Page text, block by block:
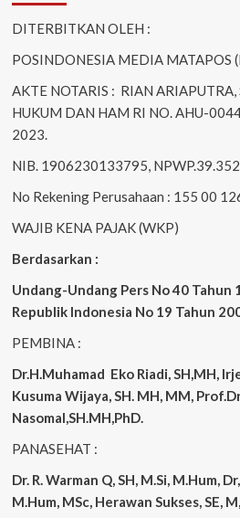
DITERBITKAN OLEH :
POSINDONESIA MEDIA MATAPOS
AKTE NOTARIS : RIAN ARIAPUTRA,
HUKUM DAN HAM RI NO. AHU-
2023.
NIB. 1906230133795,
No Rekening Perusahaan : 155 00
WAJIB KENA PAJAK (WKP)
Berdasarkan :
Undang-Undang Pers No 40 Tahun
Republik Indonesia No 19 Tahun
PEMBINA :
Dr.H.Muhamad Eko Riadi, SH,MH,
Kusuma Wijaya, SH. MH, MM,
Nasomal,SH.MH,PhD.
PANASEHAT :
Dr. R. Warman Q, SH, M.Si, M.Hum,
M.Hum, MSc, Herawan Sukses, SE,